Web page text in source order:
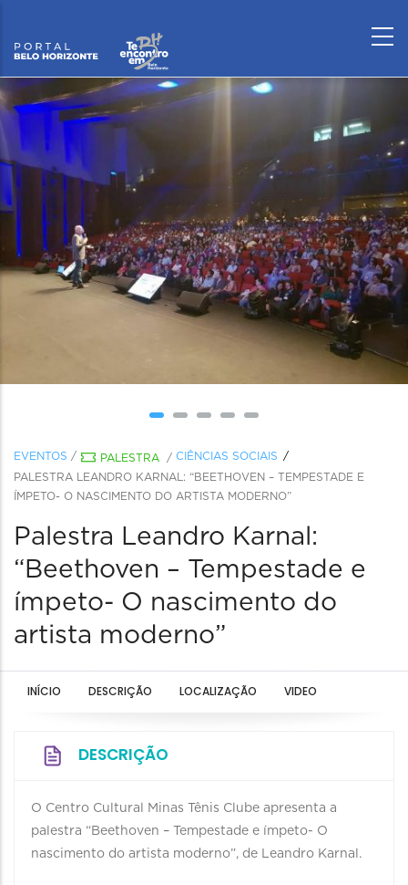
EVENTOS / PALESTRA / CIÊNCIAS SOCIAIS
PALESTRA LEANDRO KARNAL: “BEETHOVEN – TEMPESTADE E
ÍMPETO- O NASCIMENTO DO ARTISTA MODERNO”
Palestra Leandro Karnal:
“Beethoven – Tempestade e
ímpeto- O nascimento do
artista moderno”
INÍCIO DESCRIÇÃO LOCALIZAÇÃO VIDEO
DESCRIÇÃO
O Centro Cultural Minas Tênis Clube apresenta a
palestra “Beethoven – Tempestade e ímpeto- O
nascimento do artista moderno”, de Leandro Karnal.